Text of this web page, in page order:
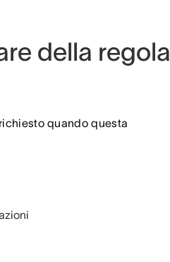
della regola
quando questa